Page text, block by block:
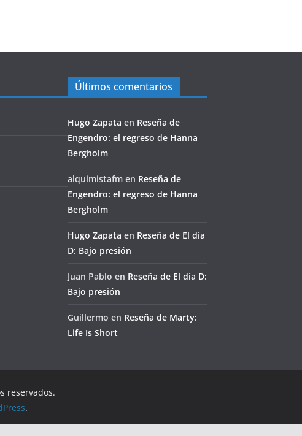
Últimos comentarios
Hugo Zapata en Reseña de
Engendro: el regreso de Hanna
Bergholm
alquimistafm en Reseña de
Engendro: el regreso de Hanna
Bergholm
Hugo Zapata en Reseña de El día
D: Bajo presión
Juan Pablo en Reseña de El día D:
Bajo presión
Guillermo en Reseña de Marty:
Life Is Short
reservados.
.